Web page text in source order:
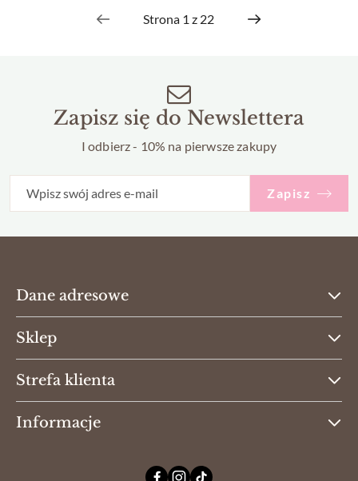
Zapisz się do Newslettera
I odbierz - 10% na pierwsze zakupy
Zapisz
Dane adresowe
Sklep
Strefa klienta
Informacje